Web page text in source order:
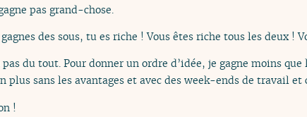
pas grand-chose.
des sous, tu es riche ! Vous êtes riche tous les deux !
du tout. Pour donner un ordre d’idée, je gagne moins
sans les avantages et avec des week-ends de travail et
!